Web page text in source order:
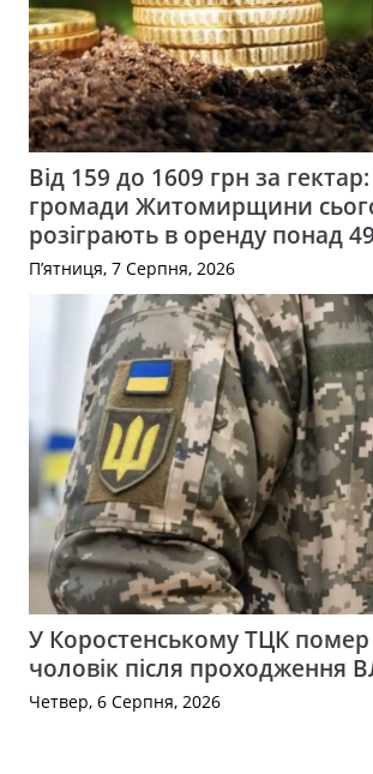
Від 159 до 1609 грн за гектар:
громади Житомирщини
розіграють в оренду понад
П’ятниця, 7 Серпня, 2026
У Коростенському ТЦК помер
чоловік після проходження
Четвер, 6 Серпня, 2026